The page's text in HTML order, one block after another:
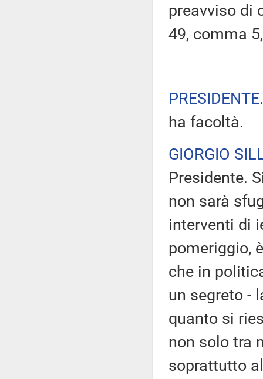
preavviso di
49, comma
PRESIDENTE
ha facoltà.
GIORGIO
Presidente.
non sarà
interventi di
pomeriggio,
che in
un segreto -
quanto si
non solo tra
soprattutto